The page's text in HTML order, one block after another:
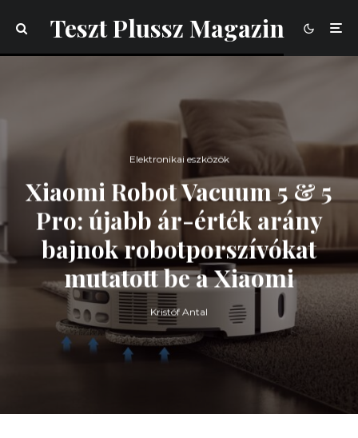
Teszt Plussz Magazin
Elektronikai eszközök
Xiaomi Robot Vacuum 5 & 5
Pro: újabb ár-érték arány
bajnok robotporszívókat
mutatott be a Xiaomi
Kristóf Antal